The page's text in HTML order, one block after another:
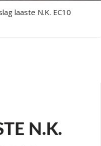
laaste N.K. EC10
N.K.